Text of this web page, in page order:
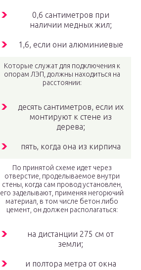
0,6 сантиметров при
наличии медных жил;
1,6, если они алюминиевые
Которые служат для подключения к
опорам ЛЭП, должны находиться на
расстоянии:
десять сантиметров, если их
монтируют к стене из
дерева;
пять, когда она из кирпича
По принятой схеме идет через
отверстие, проделываемое внутри
стены, когда сам провод установлен,
его заделывают, применяя негорючий
материал, в том числе бетон либо
цемент, он должен располагаться:
на дистанции 275 см от
земли;
и полтора метра от окна